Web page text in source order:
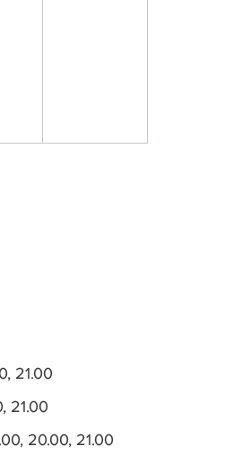
21.00
21.00
20.00, 21.00